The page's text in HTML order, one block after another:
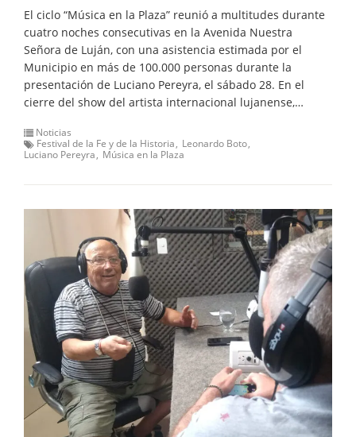
El ciclo “Música en la Plaza” reunió a multitudes durante
cuatro noches consecutivas en la Avenida Nuestra
Señora de Luján, con una asistencia estimada por el
Municipio en más de 100.000 personas durante la
presentación de Luciano Pereyra, el sábado 28. En el
cierre del show del artista internacional lujanense,…
Noticias
Festival de la Fe y de la Historia
Leonardo Boto
Luciano Pereyra
Música en la Plaza